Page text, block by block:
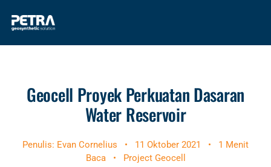
Geocell Proyek Perkuatan Dasaran
Water Reservoir
Penulis: Evan Cornelius • 11 Oktober 2021 •
1 Menit
Baca
• Project Geocell